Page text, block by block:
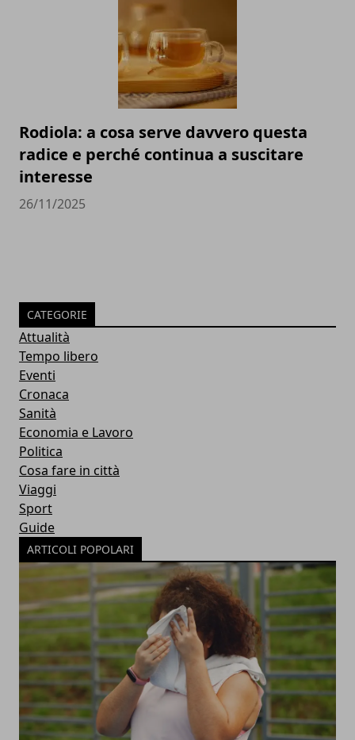
Rodiola: a cosa serve davvero questa
radice e perché continua a suscitare
interesse
26/11/2025
CATEGORIE
Attualità
Tempo libero
Eventi
Cronaca
Sanità
Economia e Lavoro
Politica
Cosa fare in città
Viaggi
Sport
Guide
ARTICOLI POPOLARI